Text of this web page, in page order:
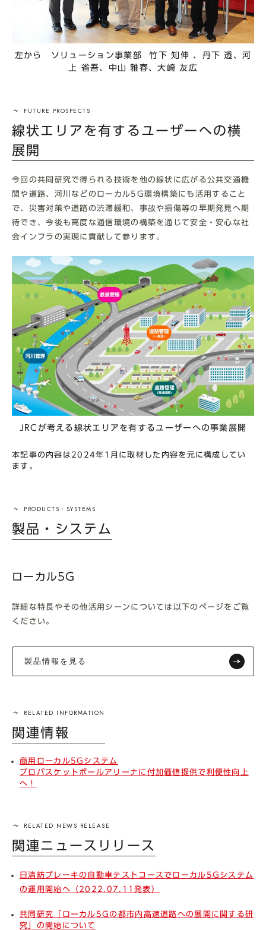
左から ソリューション事業部 竹下 知伸 、丹下 透、河
上 省吾、中山 雅春、大崎 友広
線状エリアを有するユーザーへの横
展開
今回の共同研究で得られる技術を他の線状に広がる公共交通機
関や道路、河川などのローカル5G環境構築にも活用すること
で、災害対策や道路の渋滞緩和、事故や損傷等の早期発見へ期
待でき、今後も高度な通信環境の構築を通じて安全・安心な社
会インフラの実現に貢献して参ります。
JRCが考える線状エリアを有するユーザーへの事業展開
本記事の内容は2024年1月に取材した内容を元に構成してい
ます。
製品・システム
ローカル5G
詳細な特長やその他活用シーンについては以下のページをご覧
ください。
製品情報を見る
関連情報
商用ローカル5Gシステム
プロバスケットボールアリーナに付加価値提供で利便性向上
へ！
関連ニュースリリース
日清紡ブレーキの自動車テストコースでローカル5Gシステム
の運用開始へ（2022.07.11発表）
共同研究「ローカル5Gの都市内高速道路への展開に関する研
究」の開始について